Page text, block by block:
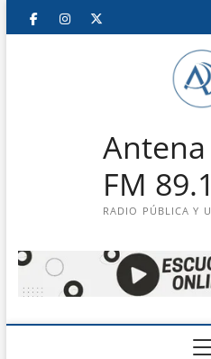
Saltar
FacebookInstagram
FM
RADIO PÚBLICA Y